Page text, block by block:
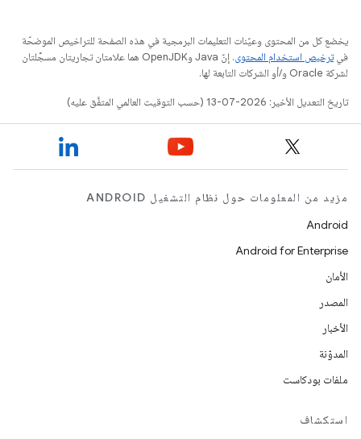
يخضع كل من المحتوى وعيّنات التعليمات البرمجية في هذه الصفحة للتراخيص الموضحّة
فيترخيص استخدام المحتوى
. إنّ Java وOpenJDK هما علامتان تجاريتان مسجَّلتان
لشركة Oracle و/أو الشركات التابعة لها.
تاريخ التعديل الأخير: 2026-07-13 (حسب التوقيت العالمي المتفَّق عليه)
مزيد من المعلومات حول نظام التشغيل ANDROID
Android
Android for Enterprise
الأمان
المصدر
الأخبار
المدوّنة
ملفات بودكاست
استكشاف